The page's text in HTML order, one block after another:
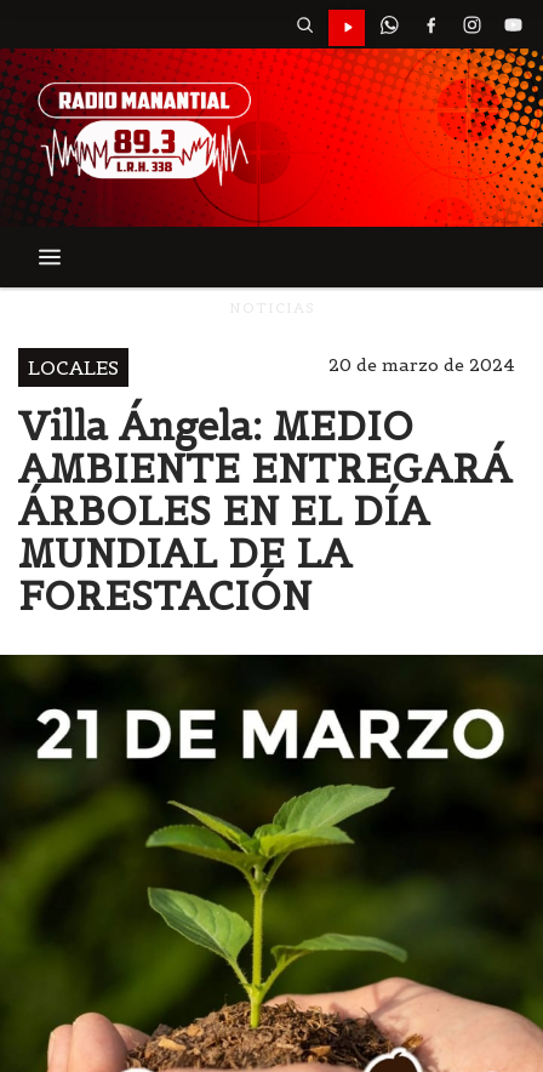
LOCALES 20 de marzo de 2024
Villa Ángela: MEDIO
AMBIENTE ENTREGARÁ
ÁRBOLES EN EL DÍA
MUNDIAL DE LA
FORESTACIÓN